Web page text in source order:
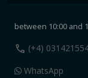
between 10:00 and
call (+4)
WhatsApp